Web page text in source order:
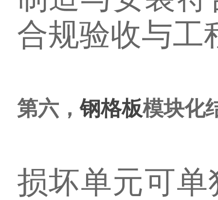
合规验收与工
第六，钢格板模块化
损坏单元可